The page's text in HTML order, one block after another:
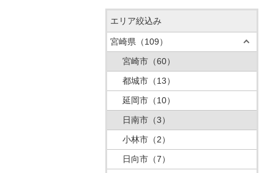
エリア絞込み
宮崎県 （109）
宮崎市 （60）
都城市 （13）
延岡市 （10）
日南市 （3）
小林市 （2）
日向市 （7）